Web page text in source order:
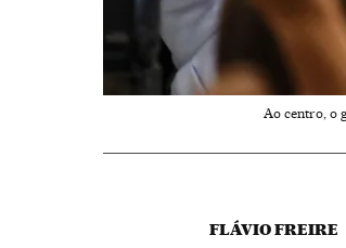
Ao centro, o
FLÁVIO FREIRE